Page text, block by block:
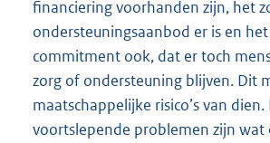
financiering voorhanden zijn, het
ondersteuningsaanbod er is en
commitment ook, dat er toch
zorg of ondersteuning blijven. Dit
maatschappelijke risico’s van dien.
voortslepende problemen zijn